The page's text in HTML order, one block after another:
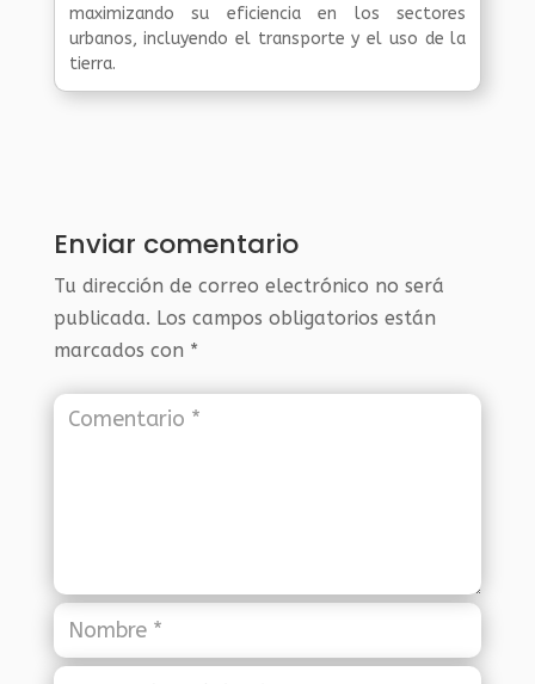
maximizando su eficiencia en los sectores
urbanos, incluyendo el transporte y el uso de la
tierra.
Enviar comentario
Tu dirección de correo electrónico no será
publicada. Los campos obligatorios están
marcados con *